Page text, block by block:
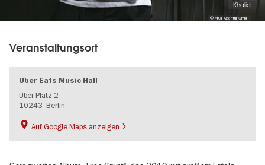
© MCT Agentur GmbH
Khalid
Veranstaltungsort
Uber Eats Music Hall
Uber Platz 2
10243 Berlin
Auf Google Maps anzeigen